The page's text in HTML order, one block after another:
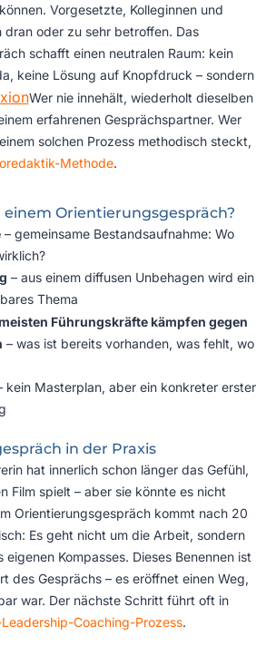
Vorgesetzte, Kolleginnen und
dran oder zu sehr betroffen. Das
schafft einen neutralen Raum: kein
keine Lösung auf Knopfdruck – sondern
Wer nie innehält, wiederholt dieselben
erfahrenen Gesprächspartner. Wer
solchen Prozess methodisch steckt,
Methode.
einem Orientierungsgespräch?
– gemeinsame Bestandsaufnahme: Wo
– aus einem diffusen Unbehagen wird ein
Thema
Führungskräfte kämpfen gegen
– was ist bereits vorhanden, was fehlt, wo
kein Masterplan, aber ein konkreter erster
in der Praxis
hat innerlich schon länger das Gefühl,
Film spielt – aber sie könnte es nicht
Orientierungsgespräch kommt nach 20
Es geht nicht um die Arbeit, sondern
eigenen Kompasses. Dieses Benennen ist
des Gesprächs – es eröffnet einen Weg,
war. Der nächste Schritt führt oft in
Coaching-Prozess.